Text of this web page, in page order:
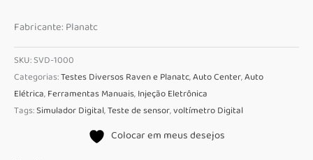
Fabricante: Planatc
SKU:SVD-1000
Categorias:Testes Diversos Raven e Planatc,Auto Center,Auto
Elétrica,Ferramentas Manuais,Injeção Eletrônica
Tags:Simulador Digital,Teste de sensor,voltímetro Digital
Colocar em meus desejos